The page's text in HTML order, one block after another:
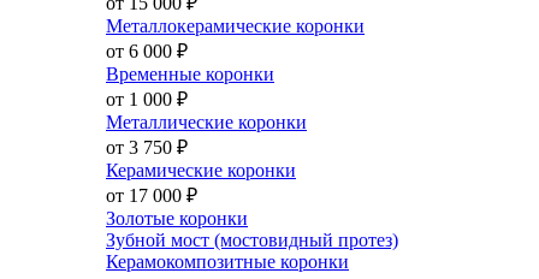
Металлокерамические коронки
от 6 000 ₽
Временные коронки
от 1 000 ₽
Металлические коронки
от 3 750 ₽
Керамические коронки
от 17 000 ₽
Золотые коронки
Зубной мост (мостовидный протез)
Керамокомпозитные коронки